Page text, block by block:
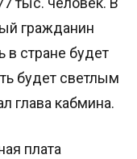
гражданин
в стране будет
будет светлым
глава кабмина.
плата